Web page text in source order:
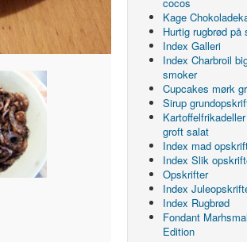
Kage
Hurtig rugbrød på
Index Galleri
Index Charbroil
smoker
Cupcakes mørk
Sirup
groft salat
Index mad
Index Slik
Opskrifter
Index
Index Rugbrød
Fondant
Edition